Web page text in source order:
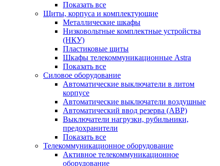
Показать все
Щиты, корпуса и комплектующие
Металлические шкафы
Низковольтные комплектные устройства
(НКУ)
Пластиковые щиты
Шкафы телекоммуникационные Astra
Показать все
Силовое оборудование
Автоматические выключатели в литом
корпусе
Автоматические выключатели воздушные
Автоматический ввод резерва (АВР)
Выключатели нагрузки, рубильники,
предохранители
Показать все
Телекоммуникационное оборудование
Активное телекоммуникационное
оборудование